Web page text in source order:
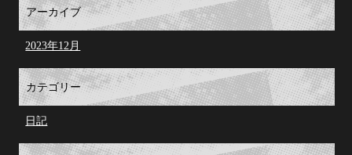
アーカイブ
2023年12月
カテゴリー
日記